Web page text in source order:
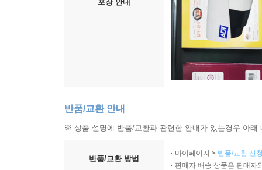
포장 안내
반품/교환 안내
※ 상품 설명에 반품/교환과 관련한 안내가 있는경우 아
반품/교환 방법
마이페이지 > 반품/교환 신
판매자 배송 상품은 판매자